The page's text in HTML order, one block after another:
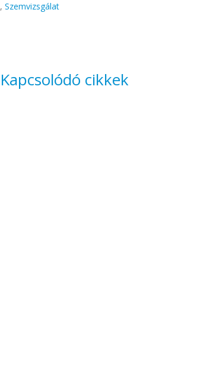
,Szemvizsgálat
Kapcsolódó cikkek